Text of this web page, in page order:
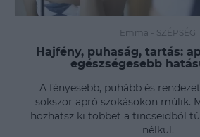
Emma - SZÉPSÉG
Hajfény, puhaság, tartás:
egészségesebb
A fényesebb, puhább és
sokszor apró szokásokon múlik.
hozhatsz ki többet a tincseidből
nélkül.